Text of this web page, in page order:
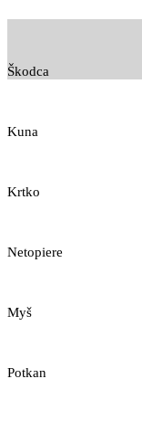
Škodca
Kuna
Krtko
Netopiere
Myš
Potkan